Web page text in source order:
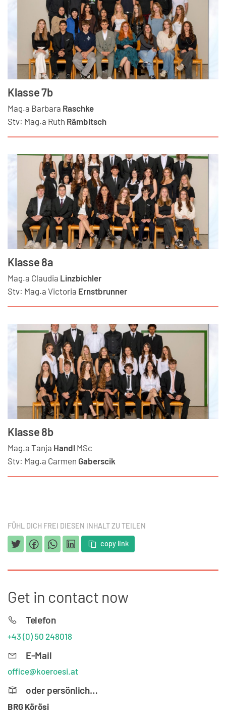
Klasse 7b
Mag.a Barbara Raschke
Stv: Mag.a Ruth Rämbitsch
Klasse 8a
Mag.a Claudia Linzbichler
Stv: Mag.a Victoria Ernstbrunner
Klasse 8b
Mag.a Tanja Handl MSc
Stv: Mag.a Carmen Gaberscik
FÜHL DICH FREI DIESEN INHALT ZU TEILEN
copy link
Get in contact now
Telefon
+43 (0) 50 248018
E-Mail
office@koeroesi.at
oder persönlich…
BRG Körösi